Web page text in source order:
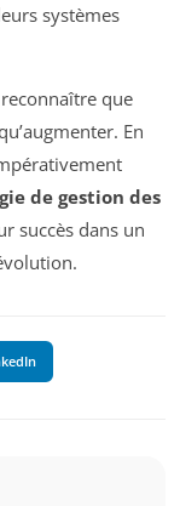
systèmes
que
En
de gestion des
succès dans un